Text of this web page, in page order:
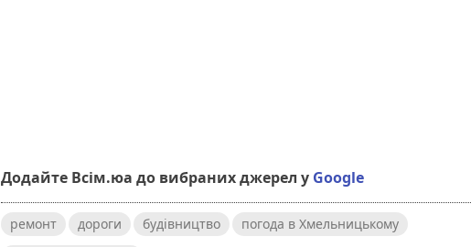
Додайте Всім.юа до вибраних джерел у Google
ремонт дороги будівництво
погода в Хмельницькому